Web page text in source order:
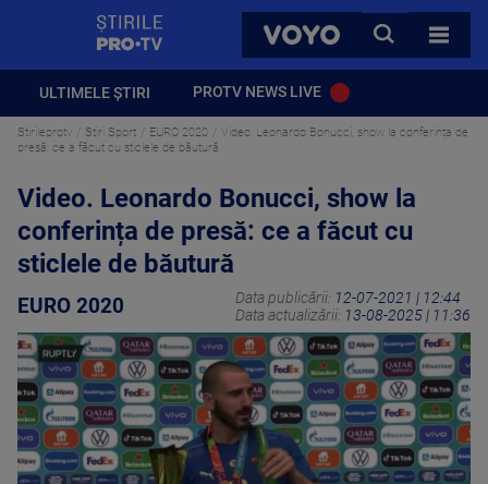
VOYO
CAUTA
TOATE
ULTIMELE ȘTIRI PROTV NEWS LIVE
Stirileprotv Stiri Sport EURO 2020
Video. Leonardo Bonucci, show la conferința de
presă: ce a făcut cu sticlele de băutură
Video. Leonardo Bonucci, show la
conferința de presă: ce a făcut cu
sticlele de băutură
EURO 2020 Data publicării: 12-07-2021 | 12:44
Data actualizării: 13-08-2025 | 11:36